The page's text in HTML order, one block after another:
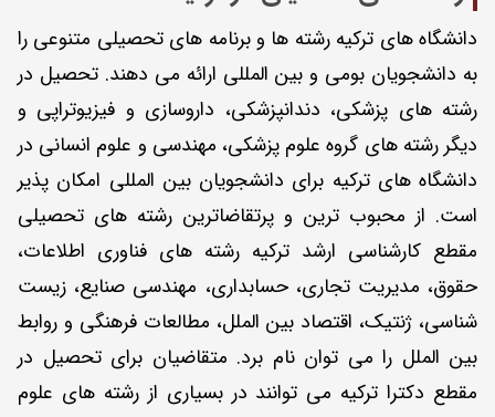
دانشگاه های ترکیه رشته ها و برنامه های تحصیلی متنوعی را
به دانشجویان بومی و بین المللی ارائه می دهند. تحصیل در
رشته های پزشکی، دندانپزشکی، داروسازی و فیزیوتراپی و
دیگر رشته های گروه علوم پزشکی، مهندسی و علوم انسانی در
دانشگاه های ترکیه برای دانشجویان بین المللی امکان پذیر
است. از محبوب ترین و پرتقاضاترین رشته های تحصیلی
مقطع کارشناسی ارشد ترکیه رشته های فناوری اطلاعات،
حقوق، مدیریت تجاری، حسابداری، مهندسی صنایع، زیست
شناسی، ژنتیک، اقتصاد بین الملل، مطالعات فرهنگی و روابط
بین الملل را می توان نام برد. متقاضیان برای تحصیل در
مقطع دکترا ترکیه می توانند در بسیاری از رشته های علوم